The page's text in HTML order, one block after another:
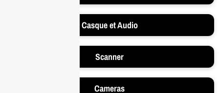
Casque et Audio
Scanner
Cameras